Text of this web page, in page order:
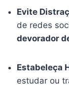
Evite
de redes
devorador
Estabeleça
estudar ou